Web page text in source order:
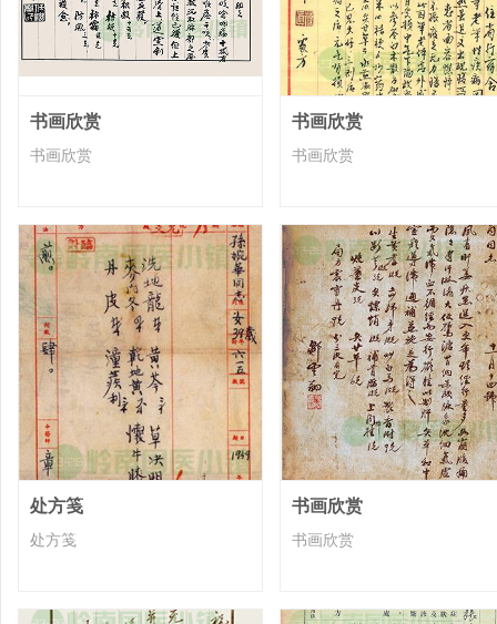
书画欣赏
书画欣赏
书画欣赏
书画欣赏
处方笺
处方笺
书画欣赏
书画欣赏